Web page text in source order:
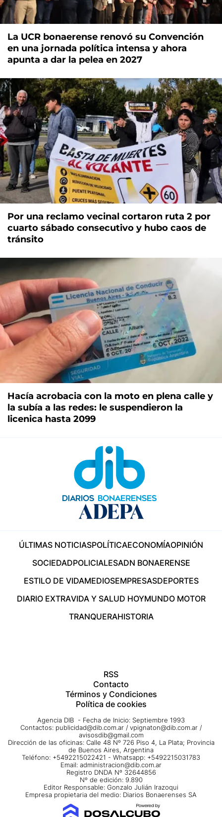
La UCR bonaerense renovó su Convención
en una jornada política intensa y ahora
apunta a dar la pelea en 2027
Por una reclamo vecinal cortaron ruta 2 por
cuarto sábado consecutivo y hubo caos de
tránsito
Hacía acrobacia con la moto en plena calle y
la subía a las redes: le suspendieron la
licenica hasta 2099
ÚLTIMAS NOTICIASPOLÍTICAECONOMÍAOPINIÓN
SOCIEDADPOLICIALESADN BONAERENSE
ESTILO DE VIDAMEDIOSEMPRESASDEPORTES
DIARIO EXTRAVIDA Y SALUD HOYMUNDO MOTOR
TRANQUERAHISTORIA
RSS
Contacto
Términos y Condiciones
Política de cookies
Agencia DIB - Fecha de Inicio: Septiembre 1993
Contactos: publicidad@dib.com.ar / vpignaton@dib.com.ar /
avisosdib@gmail.com
Dirección de las oficinas: Calle 48 Nº 726 Piso 4, La Plata; Provincia
de Buenos Aires, Argentina
Teléfono: +5492215022421 - Whatsapp: +5492215031783
Email: administracion@dib.com.ar
Registro DNDA Nº 32644856
Nº de edición: 9.890
Editor Responsable: Gonzalo Julián Irazoqui
Empresa propietaria del medio: Diarios Bonaerenses SA